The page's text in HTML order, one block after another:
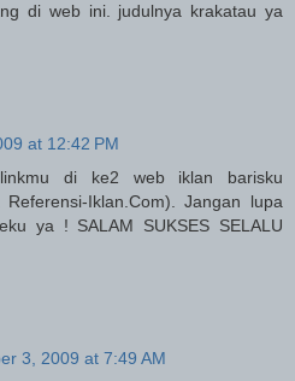
di web ini. judulnya krakatau ya
at 12:42 PM
di ke2 web iklan barisku
Iklan.Com). Jangan lupa
ya ! SALAM SUKSES SELALU
3, 2009 at 7:49 AM